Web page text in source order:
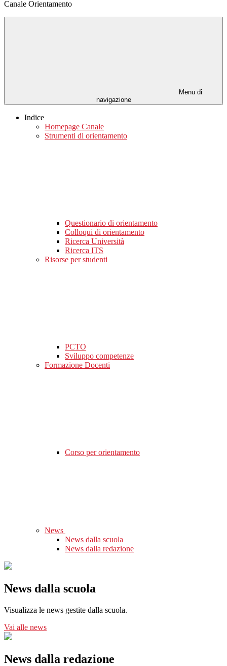
Canale Orientamento
Menu di
navigazione
Indice
Homepage Canale
Strumenti di orientamento
Questionario di orientamento
Colloqui di orientamento
Ricerca Università
Ricerca ITS
Risorse per studenti
PCTO
Sviluppo competenze
Formazione Docenti
Corso per orientamento
News
News dalla scuola
News dalla redazione
News dalla scuola
Visualizza le news gestite dalla scuola.
Vai alle news
News dalla redazione